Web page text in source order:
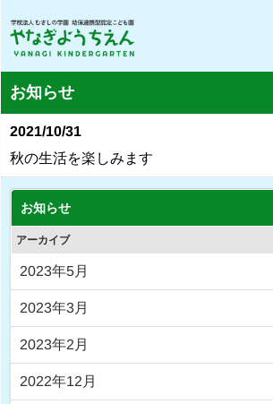
お知らせ
2021/10/31
秋の生活を楽しみます
お知らせ
アーカイブ
2023年5月
2023年3月
2023年2月
2022年12月